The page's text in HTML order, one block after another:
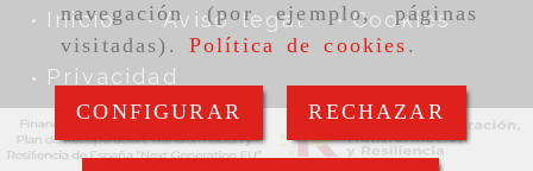
navegación (por ejemplo, páginas
visitadas). Política de cookies .
CONFIGURAR RECHAZAR
Inicio Aviso legal Cookies
Privacidad